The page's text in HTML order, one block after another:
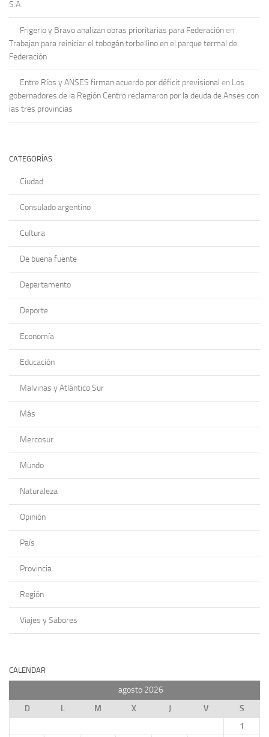
S.A.
Frigerio y Bravo analizan obras prioritarias para Federación en
Trabajan para reiniciar el tobogán torbellino en el parque termal de
Federación
Entre Ríos y ANSES firman acuerdo por déficit previsional en Los
gobernadores de la Región Centro reclamaron por la deuda de Anses con
las tres provincias
CATEGORÍAS
Ciudad
Consulado argentino
Cultura
De buena fuente
Departamento
Deporte
Economía
Educación
Malvinas y Atlántico Sur
Más
Mercosur
Mundo
Naturaleza
Opinión
País
Provincia
Región
Viajes y Sabores
CALENDAR
agosto 2026
D
L M X J V
S
1